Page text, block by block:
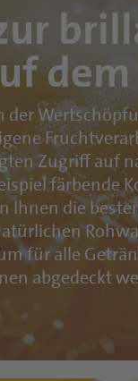
dem
Zugriff auf
färbende
Ihnen die
für alle
abgedeckt